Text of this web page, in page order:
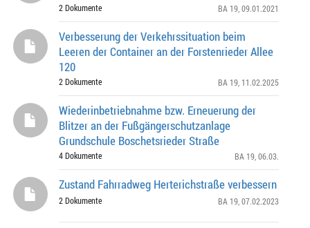
2 Dokumente BA 19 , 09.01.2021
Verbesserung der Verkehrssituation beim
Leeren der Container an der Forstenrieder Allee
120
2 Dokumente BA 19 , 11.02.2025
Wiederinbetriebnahme bzw. Erneuerung der
Blitzer an der Fußgängerschutzanlage
Grundschule Boschetsrieder Straße
4 Dokumente BA 19 , 06.03.
Zustand Fahrradweg Herterichstraße verbessern
2 Dokumente BA 19 , 07.02.2023